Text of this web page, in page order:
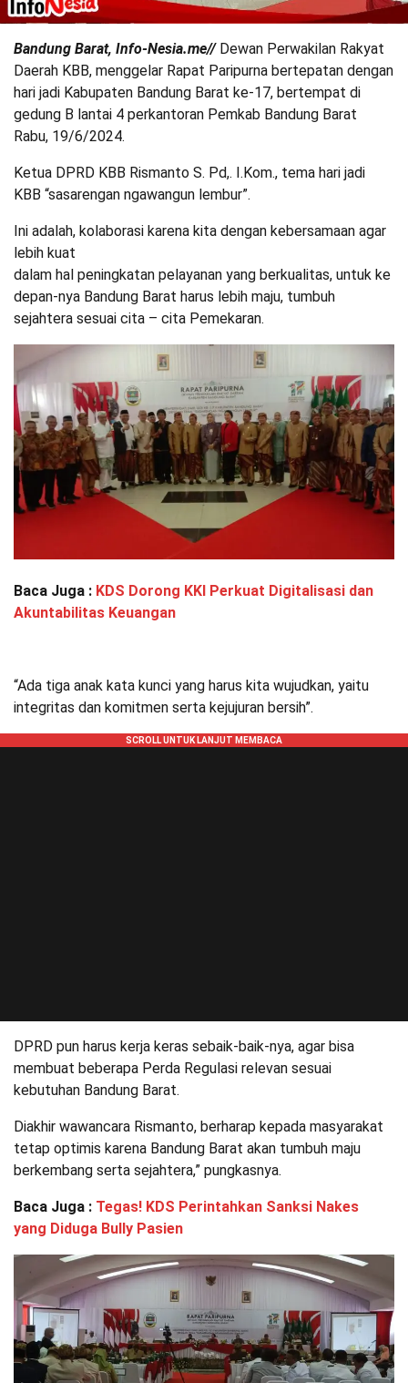
Bandung Barat, Info-Nesia.me// Dewan Perwakilan Rakyat
Daerah KBB, menggelar Rapat Paripurna bertepatan dengan
hari jadi Kabupaten Bandung Barat ke-17, bertempat di
gedung B lantai 4 perkantoran Pemkab Bandung Barat
Rabu, 19/6/2024.
Ketua DPRD KBB Rismanto S. Pd,. I.Kom., tema hari jadi
KBB “sasarengan ngawangun lembur”.
Ini adalah, kolaborasi karena kita dengan kebersamaan agar
lebih kuat
dalam hal peningkatan pelayanan yang berkualitas, untuk ke
depan-nya Bandung Barat harus lebih maju, tumbuh
sejahtera sesuai cita – cita Pemekaran.
Baca Juga : KDS Dorong KKI Perkuat Digitalisasi dan
Akuntabilitas Keuangan
“Ada tiga anak kata kunci yang harus kita wujudkan, yaitu
integritas dan komitmen serta kejujuran bersih”.
DPRD pun harus kerja keras sebaik-baik-nya, agar bisa
membuat beberapa Perda Regulasi relevan sesuai
kebutuhan Bandung Barat.
Diakhir wawancara Rismanto, berharap kepada masyarakat
tetap optimis karena Bandung Barat akan tumbuh maju
berkembang serta sejahtera,” pungkasnya.
Baca Juga : Tegas! KDS Perintahkan Sanksi Nakes
yang Diduga Bully Pasien